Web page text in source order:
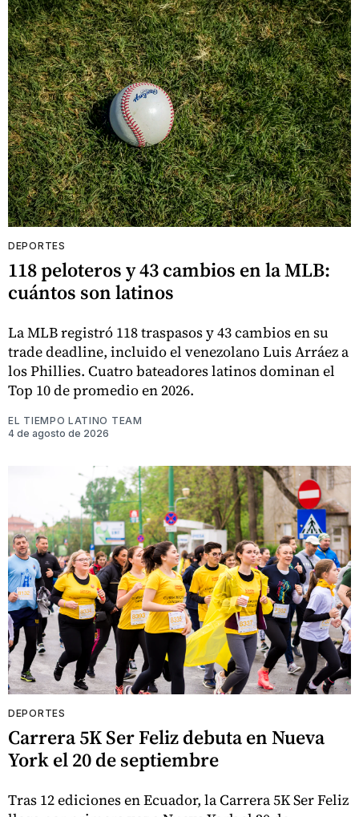
DEPORTES
118 peloteros y 43 cambios en la MLB:
cuántos son latinos
La MLB registró 118 traspasos y 43 cambios en su
trade deadline, incluido el venezolano Luis Arráez a
los Phillies. Cuatro bateadores latinos dominan el
Top 10 de promedio en 2026.
EL TIEMPO LATINO TEAM
4 de agosto de 2026
DEPORTES
Carrera 5K Ser Feliz debuta en Nueva
York el 20 de septiembre
Tras 12 ediciones en Ecuador, la Carrera 5K Ser Feliz